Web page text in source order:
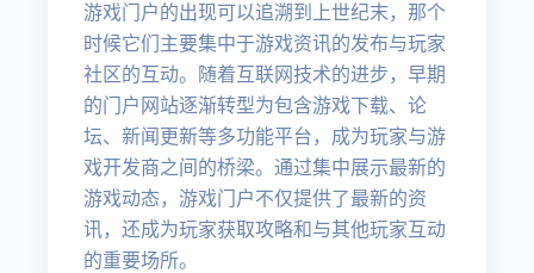
游戏门户的出现可以追溯到上世纪末，那个
时候它们主要集中于游戏资讯的发布与玩家
社区的互动。随着互联网技术的进步，早期
的门户网站逐渐转型为包含游戏下载、论
坛、新闻更新等多功能平台，成为玩家与游
戏开发商之间的桥梁。通过集中展示最新的
游戏动态，游戏门户不仅提供了最新的资
讯，还成为玩家获取攻略和与其他玩家互动
的重要场所。